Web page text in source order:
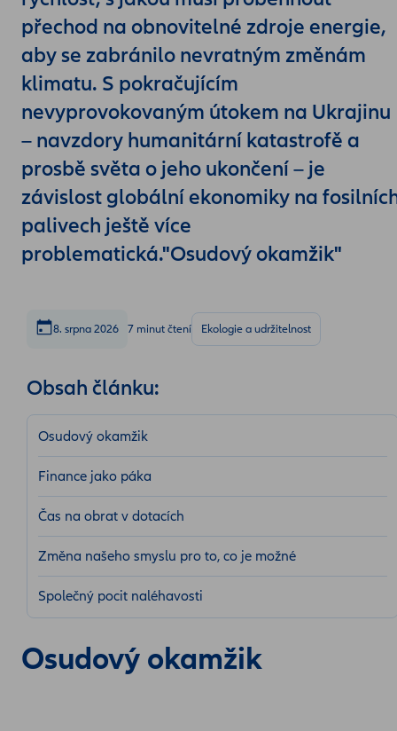
přechod na obnovitelné zdroje energie,
aby se zabránilo nevratným změnám
klimatu. S pokračujícím
nevyprovokovaným útokem na Ukrajinu
– navzdory humanitární katastrofě a
prosbě světa o jeho ukončení – je
závislost globální ekonomiky na
palivech ještě více
problematická."Osudový okamžik"
8. srpna 2026 7 minut čtení Ekologie a udržitelnost
Obsah článku:
Osudový okamžik
Finance jako páka
Čas na obrat v dotacích
Změna našeho smyslu pro to, co je možné
Společný pocit naléhavosti
Osudový okamžik